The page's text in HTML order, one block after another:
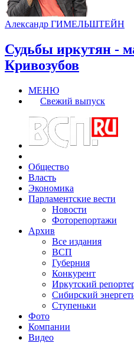
Александр ГИМЕЛЬШТЕЙН
Судьбы иркутян -
Кривозубов
МЕНЮ
Свежий выпуск
Общество
Власть
Экономика
Парламентские вести
Новости
Фоторепортажи
Архив
Все издания
ВСП
Губерния
Конкурент
Иркутский
Сибирский
Ступеньки
Фото
Компании
Видео